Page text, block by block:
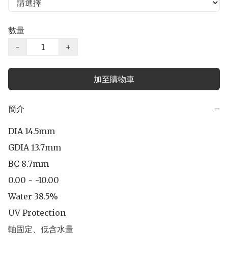
數量
−
+
加至購物車
簡介 −
DIA 14.5mm
GDIA 13.7mm
BC 8.7mm
0.00 ~ -10.00
Water 38.5%
UV Protection
軸固定、低含水量